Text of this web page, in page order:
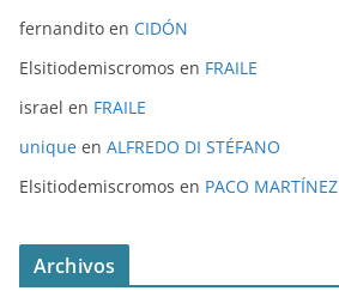
fernandito en CIDÓN
Elsitiodemiscromos en FRAILE
israel en FRAILE
unique en ALFREDO DI STÉFANO
Elsitiodemiscromos en PACO MARTÍNEZ
Archivos